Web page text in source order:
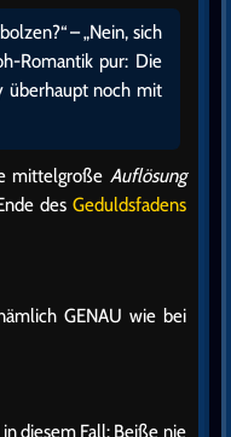
– „Nein, sich
Romantik pur: Die
überhaupt noch mit
mittelgroße Auflösung
des Geduldsfadens
GENAU wie bei
diesem Fall: Beiße nie